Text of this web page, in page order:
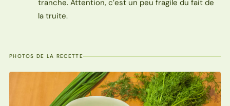
tranche. Attention, c’est un peu fragile du fait de
la truite.
PHOTOS DE LA RECETTE